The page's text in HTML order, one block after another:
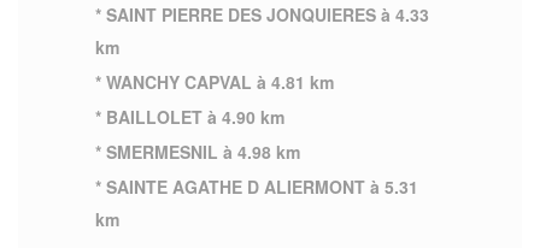
* SAINT PIERRE DES JONQUIERES à 4.33
km
* WANCHY CAPVAL à 4.81 km
* BAILLOLET à 4.90 km
* SMERMESNIL à 4.98 km
* SAINTE AGATHE D ALIERMONT à 5.31
km